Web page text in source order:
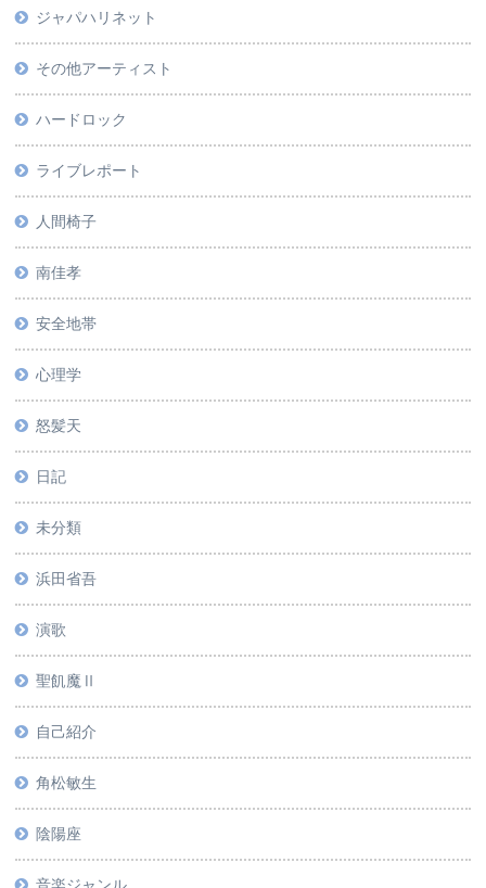
ジャパハリネット
その他アーティスト
ハードロック
ライブレポート
人間椅子
南佳孝
安全地帯
心理学
怒髪天
日記
未分類
浜田省吾
演歌
聖飢魔Ⅱ
自己紹介
角松敏生
陰陽座